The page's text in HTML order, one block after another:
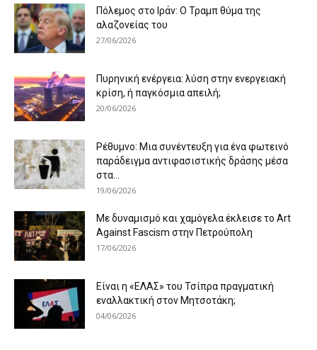
Πόλεμος στο Ιράν: Ο Τραμπ θύμα της
αλαζονείας του
27/06/2026
Πυρηνική ενέργεια: λύση στην ενεργειακή
κρίση, ή παγκόσμια απειλή;
20/06/2026
Ρέθυμνο: Μια συνέντευξη για ένα φωτεινό
παράδειγμα αντιφασιστικής δράσης μέσα
στα...
19/06/2026
Με δυναμισμό και χαμόγελα έκλεισε το Art
Against Fascism στην Πετρούπολη
17/06/2026
Είναι η «ΕΛΑΣ» του Τσίπρα πραγματική
εναλλακτική στον Μητσοτάκη;
04/06/2026